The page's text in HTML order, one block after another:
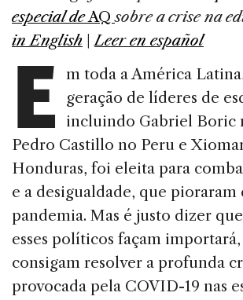
e
b
o
o
k
e
dI
n
a
s
especial deAQsobre a crise na
in English |Leer en español
E m toda a América
geração de líderes de
incluindo Gabriel Boric
Pedro Castillo no Peru e
Honduras, foi eleita para
e a desigualdade, que pioraram
pandemia. Mas é justo dizer
esses políticos façam
consigam resolver a profunda
provocada pela COVID-19 nas